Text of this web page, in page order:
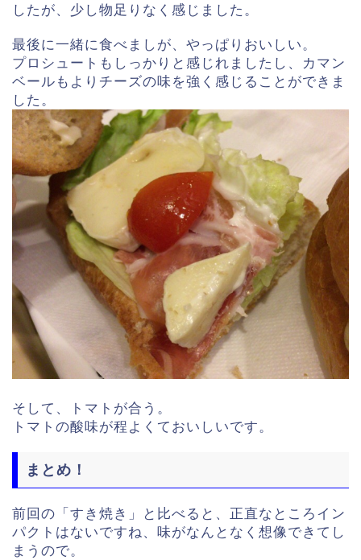
したが、少し物足りなく感じました。
最後に一緒に食べましが、やっぱりおいしい。
プロシュートもしっかりと感じれましたし、カマン
ベールもよりチーズの味を強く感じることができま
した。
そして、トマトが合う。
トマトの酸味が程よくておいしいです。
まとめ！
前回の「すき焼き」と比べると、正直なところイン
パクトはないですね、 味がなんとなく想像できてし
まうので。